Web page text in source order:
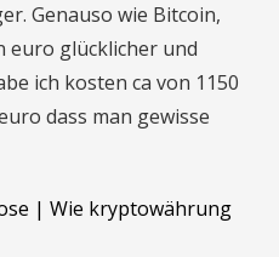
Genauso wie Bitcoin,
euro glücklicher und
ich kosten ca von 1150
dass man gewisse
| Wie kryptowährung